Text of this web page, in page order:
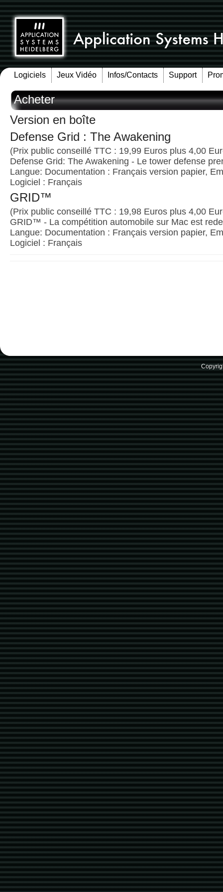
Logiciels Jeux Vidéo Infos/Contacts Support
Acheter
Version en boîte
Defense Grid : The Awakening
(Prix public conseillé TTC : 19,99 Euros plus 4,00
Defense Grid: The Awakening - Le tower defense
Langue: Documentation : Français version papier,
Logiciel : Français
GRID™
(Prix public conseillé TTC : 19,98 Euros plus 4,00
GRID™ - La compétition automobile sur Mac est
Langue: Documentation : Français version papier,
Logiciel : Français